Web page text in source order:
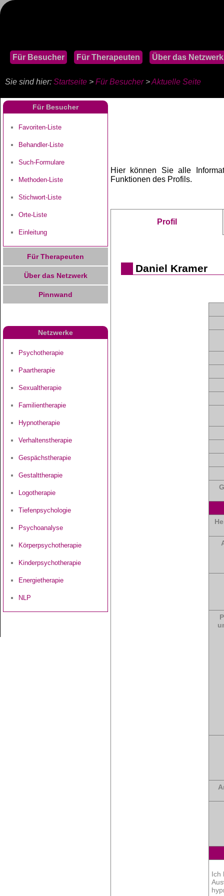
Für Besucher Für Therapeuten Über das Netzwerk
Sie sind hier: Startseite > Für Besucher>Aktuelle Seite
Für Besucher
Favoriten-Liste
Behandler-Liste
Such-Formulare
Methoden-Liste
Stichwort-Liste
Orte-Liste
Einleitung
Für Therapeuten
Über das Netzwerk
Pinnwand
Netzwerke
Psychotherapie
Paartherapie
Sexualtherapie
Familientherapie
Hypnotherapie
Verhaltenstherapie
Gespächstherapie
Gestalttherapie
Logotherapie
Tiefenpsychologie
Psychoanalyse
Körperpsychotherapie
Kinderpsychotherapie
Energietherapie
NLP
Hier können Sie alle
Funktionen des Profils.
Profil
Daniel Kramer
Ich